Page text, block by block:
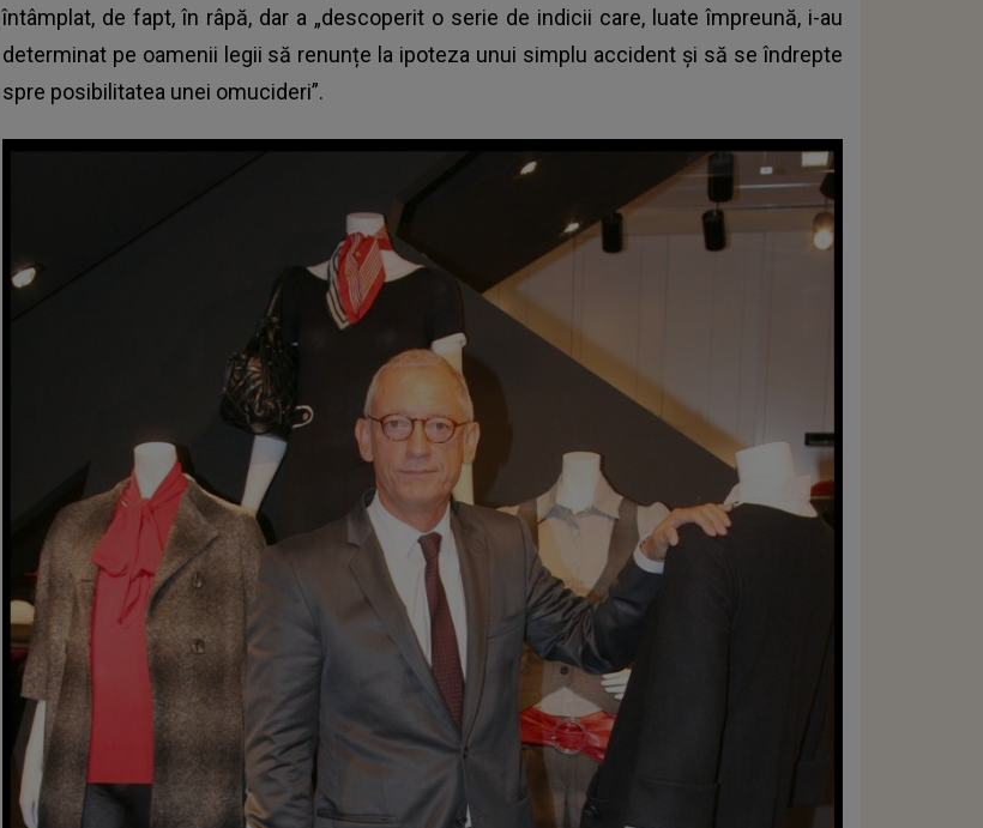
întâmplat, de fapt, în râpă, dar a „descoperit o serie de indicii care, luate împreună, i-au
determinat pe oamenii legii să renunțe la ipoteza unui simplu accident și să se îndrepte
spre posibilitatea unei omucideri”.